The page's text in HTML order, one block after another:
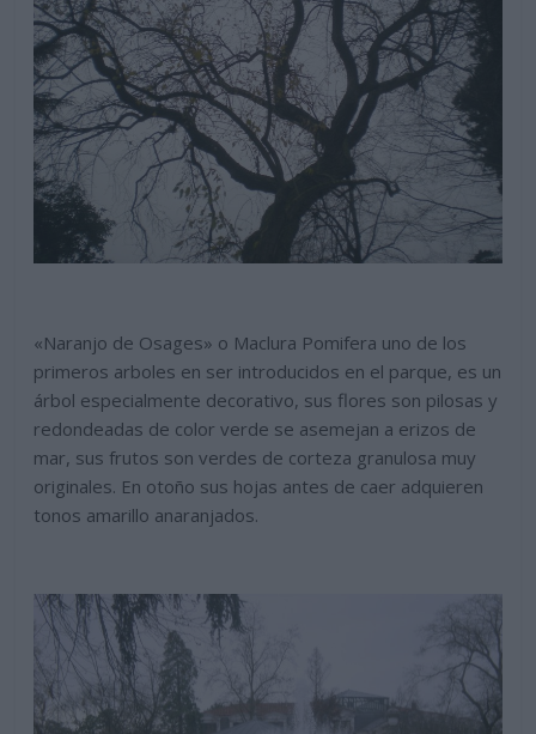
«Naranjo de Osages» o Maclura Pomifera uno de los
primeros arboles en ser introducidos en el parque, es un
árbol especialmente decorativo, sus flores son pilosas y
redondeadas de color verde se asemejan a erizos de
mar, sus frutos son verdes de corteza granulosa muy
originales. En otoño sus hojas antes de caer adquieren
tonos amarillo anaranjados.